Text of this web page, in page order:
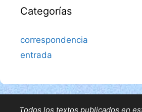
Categorías
correspondencia
entrada
Todos los textos publicados en